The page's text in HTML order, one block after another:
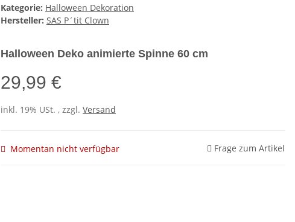
Kategorie: Halloween Dekoration
Hersteller: SAS P´tit Clown
Halloween Deko animierte Spinne 60 cm
29,99 €
inkl. 19% USt. , zzgl. Versand
Momentan nicht verfügbar Frage zum Artikel